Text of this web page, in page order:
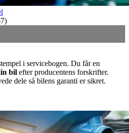
)
i servicebogen. Du får en
bil efter producentens forskrifter.
dele så bilens garanti er sikret.